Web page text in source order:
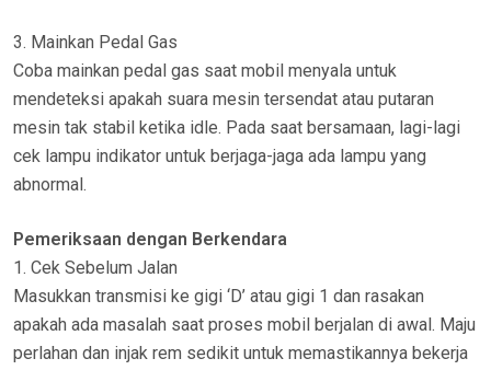
3. Mainkan Pedal Gas
Coba mainkan pedal gas saat mobil menyala untuk
mendeteksi apakah suara mesin tersendat atau putaran
mesin tak stabil ketika idle. Pada saat bersamaan, lagi-lagi
cek lampu indikator untuk berjaga-jaga ada lampu yang
abnormal.
Pemeriksaan dengan Berkendara
1. Cek Sebelum Jalan
Masukkan transmisi ke gigi ‘D’ atau gigi 1 dan rasakan
apakah ada masalah saat proses mobil berjalan di awal. Maju
perlahan dan injak rem sedikit untuk memastikannya bekerja